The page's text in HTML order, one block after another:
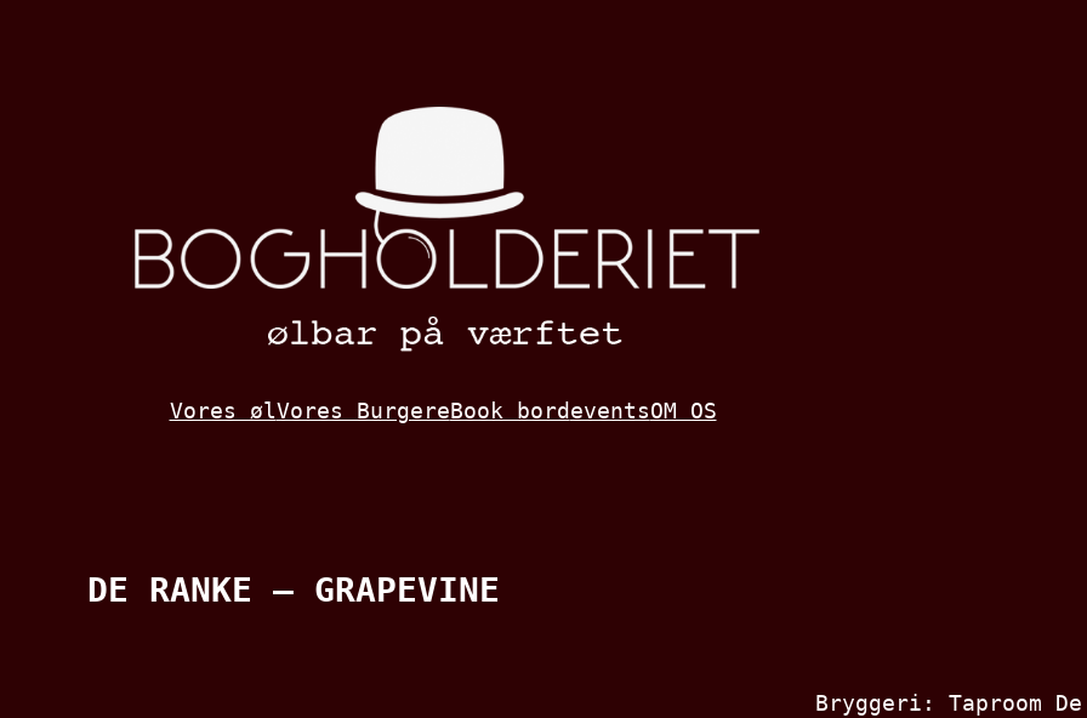
Vores ølVores BurgereBook bordeventsOM OS
DE RANKE – GRAPEVINE
Bryggeri: Taproom De